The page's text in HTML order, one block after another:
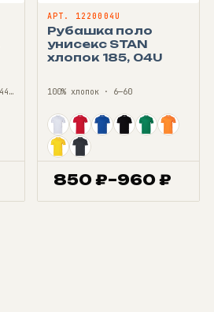
65% хлопок 35% полиэстер · 44—56
АРТ. 1220004U
Рубашка поло
унисекс STAN
хлопок 185, 04U
100% хлопок · 6—60
850 ₽–960 ₽
Диапазон
цен: